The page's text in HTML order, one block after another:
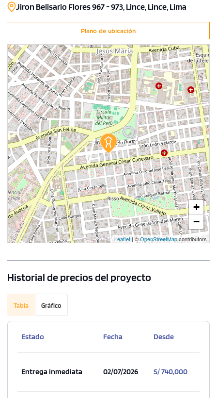
COTIZAR AHORA
Jiron Belisario Flores 967 - 973, Lince, Lince, Lima
Plano de ubicación
+
−
Leaflet | ©OpenStreetMapcontributors
Historial de precios del proyecto
Tabla Gráfico
Estado Fecha Desde
Entrega inmediata 02/07/2026 S/ 740,000